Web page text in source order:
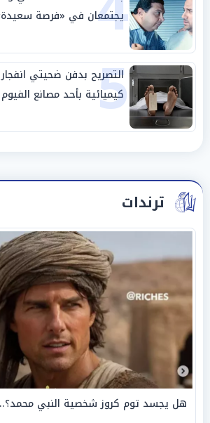
يجتمعان في «فرصة
5
التصريح بدفن ضحيتي
كيميائية بأحد مصانع الفيوم
ترندات
هل يجسد توم كروز شخصية النبي محمد؟..